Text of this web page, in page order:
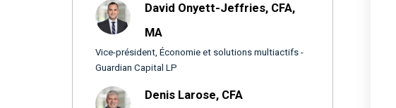
David Onyett-Jeffries, CFA,
MA
Vice-président, Économie et solutions multiactifs -
Guardian Capital LP
Denis Larose, CFA